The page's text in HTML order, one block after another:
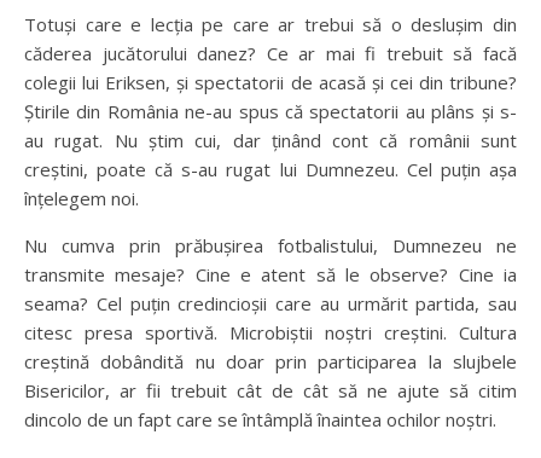
Totuși care e lecția pe care ar trebui să o deslușim din
căderea jucătorului danez? Ce ar mai fi trebuit să facă
colegii lui Eriksen, și spectatorii de acasă și cei din tribune?
Știrile din România ne-au spus că spectatorii au plâns și s-
au rugat. Nu știm cui, dar ținând cont că românii sunt
creștini, poate că s-au rugat lui Dumnezeu. Cel puțin așa
înțelegem noi.
Nu cumva prin prăbușirea fotbalistului, Dumnezeu ne
transmite mesaje? Cine e atent să le observe? Cine ia
seama? Cel puțin credincioșii care au urmărit partida, sau
citesc presa sportivă. Microbiștii noștri creștini. Cultura
creștină dobândită nu doar prin participarea la slujbele
Bisericilor, ar fii trebuit cât de cât să ne ajute să citim
dincolo de un fapt care se întâmplă înaintea ochilor noștri.